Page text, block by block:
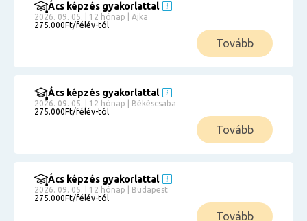
Ács képzés gyakorlattal
2026. 09. 05. | 12 hónap | Ajka
275.000Ft/félév-tól
Tovább
Ács képzés gyakorlattal
2026. 09. 05. | 12 hónap | Békéscsaba
275.000Ft/félév-tól
Tovább
Ács képzés gyakorlattal
2026. 09. 05. | 12 hónap | Budapest
275.000Ft/félév-tól
Tovább